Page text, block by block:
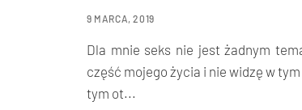
9 MARCA, 2019
Dla mnie seks nie jest żadnym
część mojego życia i nie widzę w
tym ot...